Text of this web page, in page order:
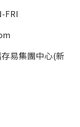
FRI
易集團中心(新